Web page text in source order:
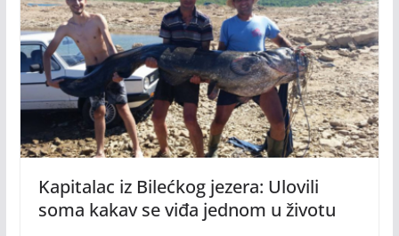
Kapitalac iz Bilećkog jezera: Ulovili
soma kakav se viđa jednom u životu